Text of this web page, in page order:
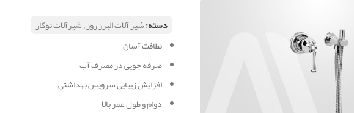
دسته:شیر آلات البرز روز,شیرآلات توکار
نظافت آسان
صرفه جویی در مصرف آب
افزایش زیبایی سرویس بهداشتی
دوام و طول عمر بالا